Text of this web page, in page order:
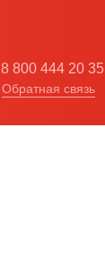
8 800 444 20 35
Обратная связь